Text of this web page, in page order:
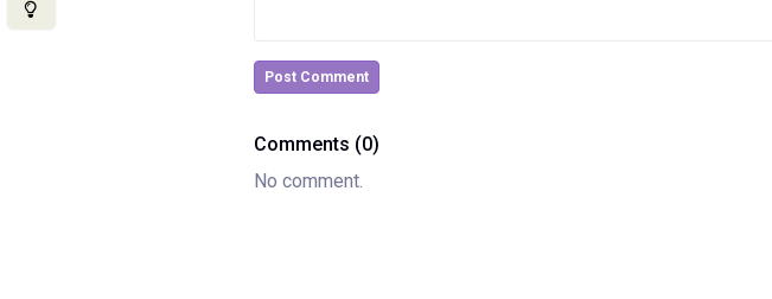
Post Comment
Comments (0)
No comment.